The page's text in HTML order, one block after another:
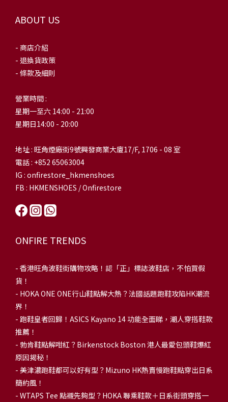
ABOUT US
- 商店介紹
- 退換貨政策
- 條款及細則
營業時間 :
星期一至六 14:00 - 21:00
星期日14:00 - 20:00
地址 : 旺角煙廠街9號興發商業大廈17/F, 1706 - 08 室
電話 : +852 65063004
IG : onfirestore_hkmenshoes
FB : HKMENSHOES / Onfirestore
ONFIRE TRENDS
- 香港旺角波鞋街購物攻略！認「正」標誌波鞋店，不怕買假
貨！
- HOKA ONE ONE行山鞋點解大熱？法國話題跑鞋攻陷HK潮流
界！
- 跑鞋皇者回歸！ASICS Kayano 14 功能全面睇，潮人穿搭鞋款
推薦！
- 勃肯鞋點解咁紅？Birkenstock Boston 港人最愛包頭鞋爆紅
原因揭秘！
- 美津濃跑鞋都可以好有型？Mizuno HK熱賣慢跑鞋點穿出日系
簡約風！
- WTAPS Tee 點襯先夠型？HOKA 聯乘鞋款＋日系街頭穿搭一